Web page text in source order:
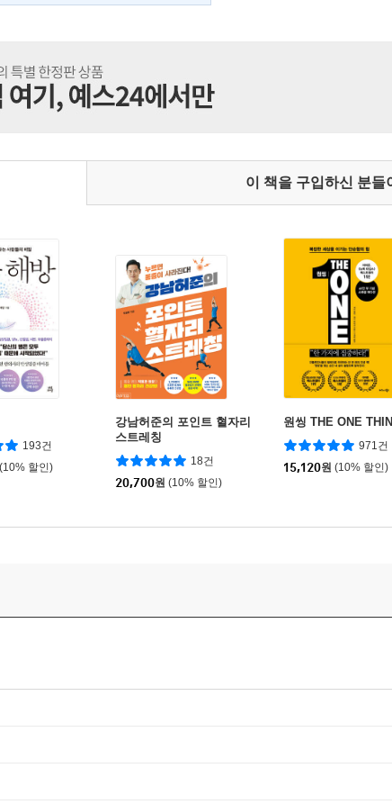
이 책을 구입하신 분들
193건
(10% 할인)
강남허준의 포인트 혈자리
스트레칭
18건
20,700원 (10% 할인)
원씽 THE ONE
971건
15,120원 (10% 할인)